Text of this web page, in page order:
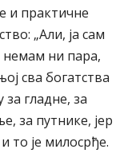
и практичне
„Али, ја сам
немам ни пара,
сва богатства
гладне, за
за путнике, јер
то је милосрђе.